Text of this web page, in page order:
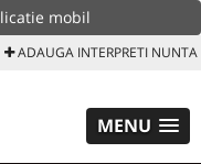
mobil
ADAUGA INTERPRETI NUNTA
MENU